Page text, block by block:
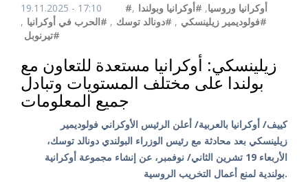
19.11.2025 - 17:10 #أوكرانيا وروسيا, #أوكرانيا وبولندا ,
#فولوديمير زيلينسكي , #دونالد توسك , #الحرب في أوكرانيا ,
#تيرنوبل
زيلينسكي: أوكرانيا مستعدة للتعاون مع
بولندا على مختلف المستويات وتبادل
جميع المعلومات
كييف/ أوكرانيا بالعربية/ أعلن الرئيس الأوكراني فولوديمير
زيلينسكي بعد محادثة مع رئيس الوزراء البولندي دونالد توسك،
الأربعاء 19 تشرين الثاني/ نوفمبر، عن إنشاء مجموعة أوكرانية
بولندية لمنع أعمال التخريب الروسية.